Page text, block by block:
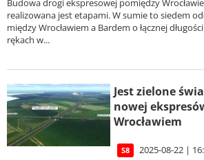
Budowa drogi ekspresowej pomiędzy
realizowana jest etapami. W sumie to siedem
między Wrocławiem a Bardem o łącznej
rękach w...
Jest zielone
nowej
Wrocławiem
S8 2025-08-22 |